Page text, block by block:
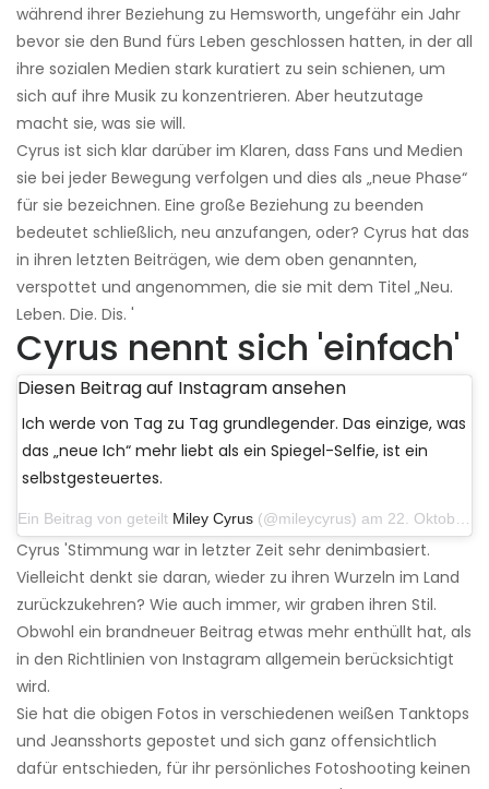
während ihrer Beziehung zu Hemsworth, ungefähr ein Jahr
bevor sie den Bund fürs Leben geschlossen hatten, in der all
ihre sozialen Medien stark kuratiert zu sein schienen, um
sich auf ihre Musik zu konzentrieren. Aber heutzutage
macht sie, was sie will.
Cyrus ist sich klar darüber im Klaren, dass Fans und Medien
sie bei jeder Bewegung verfolgen und dies als „neue Phase“
für sie bezeichnen. Eine große Beziehung zu beenden
bedeutet schließlich, neu anzufangen, oder? Cyrus hat das
in ihren letzten Beiträgen, wie dem oben genannten,
verspottet und angenommen, die sie mit dem Titel „Neu.
Leben. Die. Dis. '
Cyrus nennt sich 'einfach'
Diesen Beitrag auf Instagram ansehen
Ich werde von Tag zu Tag grundlegender. Das einzige, was
das „neue Ich“ mehr liebt als ein Spiegel-Selfie, ist ein
selbstgesteuertes.
Ein Beitrag von geteilt Miley Cyrus (@mileycyrus) am 22. Oktober 2019 um 11:39 Uhr PDT
Cyrus 'Stimmung war in letzter Zeit sehr denimbasiert.
Vielleicht denkt sie daran, wieder zu ihren Wurzeln im Land
zurückzukehren? Wie auch immer, wir graben ihren Stil.
Obwohl ein brandneuer Beitrag etwas mehr enthüllt hat, als
in den Richtlinien von Instagram allgemein berücksichtigt
wird.
Sie hat die obigen Fotos in verschiedenen weißen Tanktops
und Jeansshorts gepostet und sich ganz offensichtlich
dafür entschieden, für ihr persönliches Fotoshooting keinen